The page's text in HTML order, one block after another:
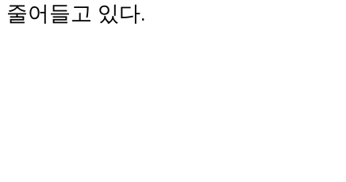
줄어들고 있다.